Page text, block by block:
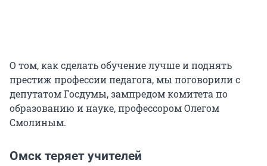
О том, как сделать обучение лучше и поднять
престиж профессии педагога, мы поговорили с
депутатом Госдумы, зампредом комитета по
образованию и науке, профессором Олегом
Смолиным.
Омск теряет учителей